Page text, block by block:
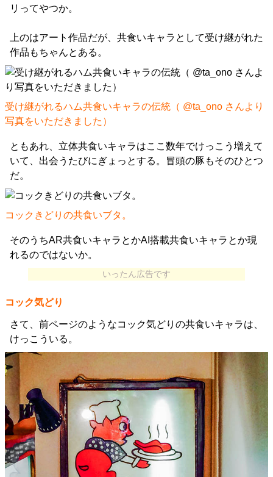
リってやつか。
上のはアート作品だが、共食いキャラとして受け継がれた
作品もちゃんとある。
受け継がれるハム共食いキャラの伝統（ @ta_ono さんより
写真をいただきました）
ともあれ、立体共食いキャラはここ数年でけっこう増えて
いて、出会うたびにぎょっとする。冒頭の豚もそのひとつ
だ。
コックきどりの共食いブタ。
そのうちAR共食いキャラとかAI搭載共食いキャラとか現
れるのではないか。
いったん広告です
コック気どり
さて、前ページのようなコック気どりの共食いキャラは、
けっこういる。